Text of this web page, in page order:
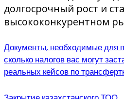
долгосрочный рост и
высококонкурентном
Документы, необходимые для
сколько налогов вас могут
реальных кейсов по